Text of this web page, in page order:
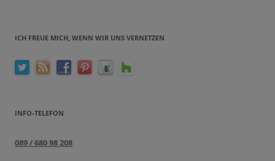
ICH FREUE MICH, WENN WIR UNS VERNETZEN
INFO-TELEFON
089 / 680 98 208